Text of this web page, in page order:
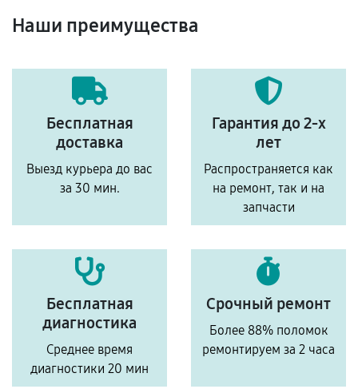
Наши преимущества
Бесплатная
доставка
Выезд курьера до вас
за 30 мин.
Гарантия до 2-х
лет
Распространяется как
на ремонт, так и на
запчасти
Бесплатная
диагностика
Среднее время
диагностики 20 мин
Срочный ремонт
Более 88% поломок
ремонтируем за 2 часа